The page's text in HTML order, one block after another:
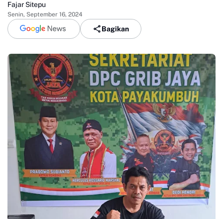
Fajar Sitepu
Senin, September 16, 2024
Bagikan